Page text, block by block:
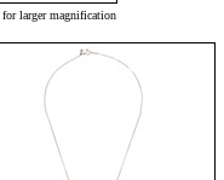
for larger magnification